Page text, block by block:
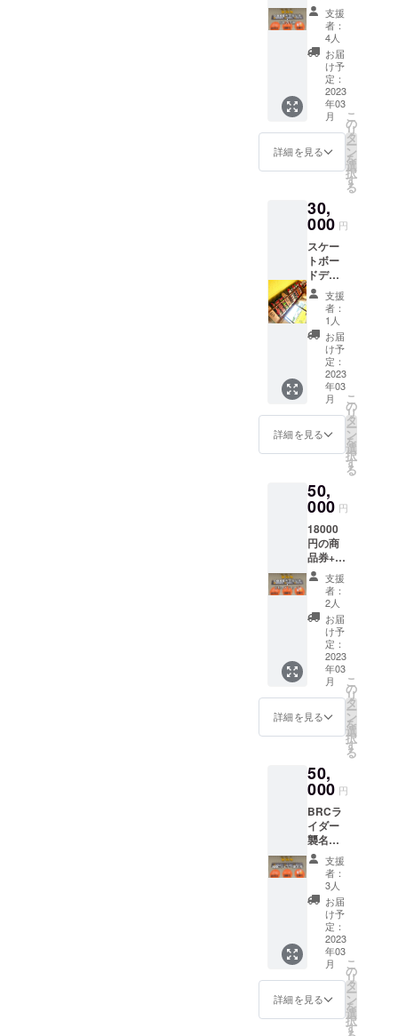
ンタル
可)。 営
業日
水、
木、金
15:00 ~
22:00
土、
日、祝
12:00 ~
22:00
変更が
ある場
合は、
お伝え
致しま
す。
効期限
な
し)+お
礼の手
券は店
頭で販
売して
いる
グッズ
及び、
飲食で
利用で
す。 ＊
1000円
の商品
券を10
枚では
なく
10000
円の商
品券を1
枚お送
りしま
す。 ＊
商品券
の裏面
に残高
を記入
する欄
一枚で
数回に
分けて
利用可
能で
す。 お
礼の手
紙は支
援して
くだ
さった
お礼と
して手
紙を郵
送いた
します
支援
者：
4人
お届
け予
定：
2023
年03
月
詳細を見る
こ
の
リ
タ
ー
ン
を
選
択
す
る
30,
000 円
スケー
トボー
ドデッ
キ ＊下
記のサ
イズの
中から
備考欄
に記入
をお願
いしま
す。ブ
ランド
につき
まして
は店長
商品に
なりま
すので
ご了承
くださ
い。 ブ
ランド
BAKER
、
DOCUS
Krooke
d など
デッキ
サイズ↓
7.3〜
8.0
支援
者：
1人
お届
け予
定：
2023
年03
月
詳細を見る
こ
の
リ
タ
ー
ン
を
選
択
す
る
50,
000 円
18000
円の商
品券+お
礼の手
紙 商品
券は店
頭で販
売して
いる
グッズ
及び、
飲食で
利用で
きま
す。 ＊
1000円
券を18
枚では
なく
18000
円の商
品券を1
枚お送
りしま
す。 ＊
商品券
の裏面
に残高
を記入
する欄
を設け
ますの
で、券
支援
者：
2人
お届
け予
定：
2023
年03
月
詳細を見る
こ
の
リ
タ
ー
ン
を
選
択
す
る
50,
000 円
BRCラ
イダー
襲名権
これは
SNSな
どのス
ポン
サー
欄、プ
フィー
ル欄
に、
「BRC
支援ラ
イ
支援
者：
3人
お届
け予
定：
2023
年03
月
詳細を見る
こ
の
リ
タ
ー
ン
を
選
択
す